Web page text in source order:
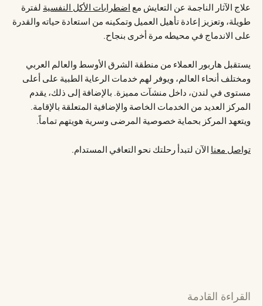
علاج الآثار الناجمة عن التعايش مع اضطرابات الأكل النفسية لفترة
طويلة، وتعزيز إعادة تأهيل العميل وتمكينه من استعادة حياته والقدرة
على الاندماج في محيطه مرة أخرى بنجاح.
يستقبل هاربور العملاء من منطقة الشرق الأوسط والعالم العربي
ومختلف أنحاء العالم، ويوفر لهم خدمات الرعاية الطبية على أعلى
مستوى في لندن، داخل منشآت مميزة. بالإضافة إلى ذلك، يقدم
المركز العديد من الخدمات الخاصة والإضافية المتعلقة بالإقامة.
ويتعهد المركز بحماية خصوصية المرضى وسرية هويتهم تماماً.
تواصل معنا الآن لتبدأ رحلتك نحو التعافي المستدام.
القراءة القادمة